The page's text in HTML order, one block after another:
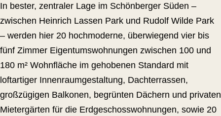
In bester, zentraler Lage im Schönberger Süden –
zwischen Heinrich Lassen Park und Rudolf Wilde Park
– werden hier 20 hochmoderne, überwiegend vier bis
fünf Zimmer Eigentumswohnungen zwischen 100 und
180 m² Wohnfläche im gehobenen Standard mit
loftartiger Innenraumgestaltung, Dachterrassen,
großzügigen Balkonen, begrünten Dächern und privaten
Mietergärten für die Erdgeschosswohnungen, sowie 20